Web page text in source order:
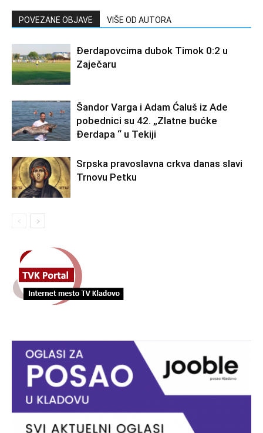
POVEZANE OBJAVE VIŠE OD AUTORA
Đerdapovcima dubok Timok 0:2 u
Zaječaru
Šandor Varga i Adam Ćaluš iz Ade
pobednici su 42. „Zlatne bućke
Đerdapa “ u Tekiji
Srpska pravoslavna crkva danas slavi
Trnovu Petku